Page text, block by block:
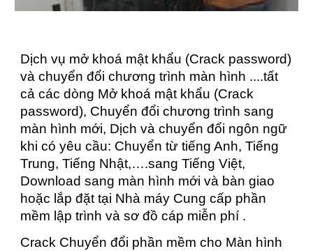
Dịch vụ mở khoá mật khẩu (Crack password)
và chuyển đổi chương trình màn hình ....tất
cả các dòng Mở khoá mật khẩu (Crack
password), Chuyển đổi chương trình sang
màn hình mới, Dịch và chuyển đổi ngôn ngữ
khi có yêu cầu: Chuyển từ tiếng Anh, Tiếng
Trung, Tiếng Nhật,….sang Tiếng Việt,
Download sang màn hình mới và bàn giao
hoặc lắp đặt tại Nhà máy Cung cấp phần
mềm lập trình và sơ đồ cáp miễn phí .
Crack Chuyển đổi phần mềm cho Màn hình